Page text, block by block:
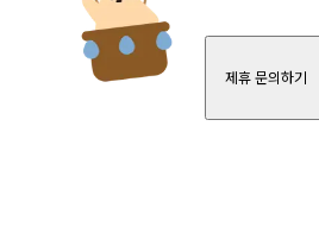
제휴 문의하기